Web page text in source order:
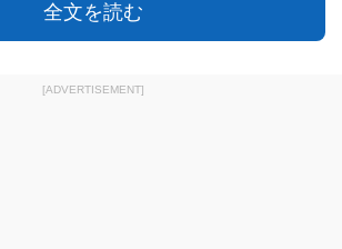
全文を読む
[ADVERTISEMENT]